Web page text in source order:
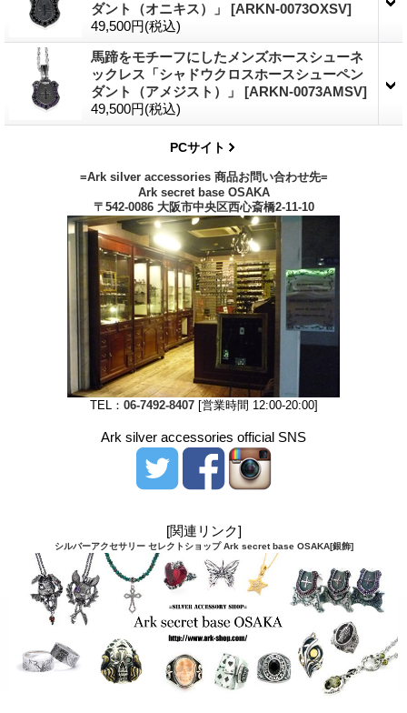
ダント（オニキス）」 [ARKN-0073OXSV]
49,500円(税込)
馬蹄をモチーフにしたメンズホースシューネ
ックレス「シャドウクロスホースシューペン
ダント（アメジスト）」 [ARKN-0073AMSV]
49,500円(税込)
PCサイト
=Ark silver accessories 商品お問い合わせ先=
Ark secret base OSAKA
〒542-0086 大阪市中央区西心斎橋2-11-10
TEL： 06-7492-8407[営業時間 12:00-20:00]
Ark silver accessories official SNS
[関連リンク]
シルバーアクセサリー セレクトショップ Ark secret base OSAKA[銀飾]